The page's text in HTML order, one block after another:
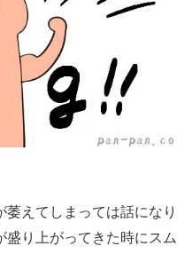
イカせる前戯で一番重要
させておく